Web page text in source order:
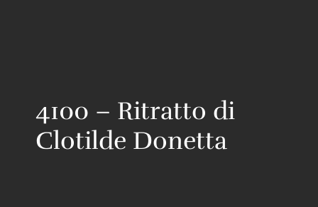
4100 – Ritratto di
Clotilde Donetta